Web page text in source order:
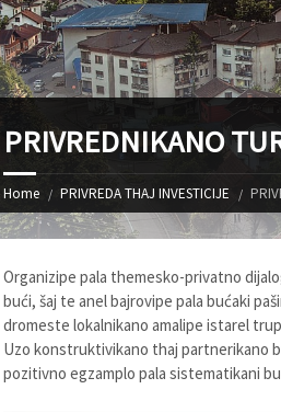
PRIVREDNIKANO
Home PRIVREDA THAJ INVESTICIJE
Organizipe pala themesko-privatno
bući, šaj te anel bajrovipe pala bućaki
dromeste lokalnikano amalipe istarel
Uzo konstruktivikano thaj partnerikano
pozitivno egzamplo pala sistematikani